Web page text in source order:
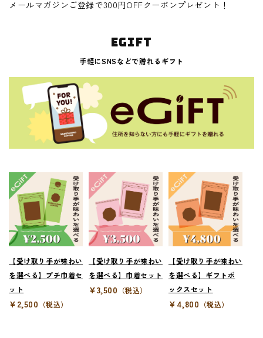
メールマガジンご登録で300円OFFクーポンプレゼント！
egift
手軽にSNSなどで贈れるギフト
【受け取り手が味わい
を選べる】プチ巾着セ
ット
¥2,500 （税込）
【受け取り手が味わい
を選べる】巾着セット
¥3,500 （税込）
【受け取り手が味わい
を選べる】ギフトボ
ックスセット
¥4,800 （税込）